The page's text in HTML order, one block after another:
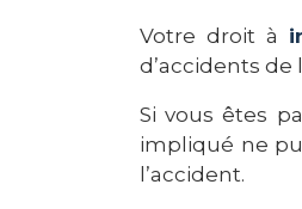
Votre droit à
d’accidents de
Si vous êtes
impliqué ne
l’accident.